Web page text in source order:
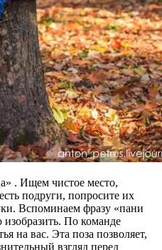
. Ищем чистое место,
подруги, попросите их
Вспоминаем фразу «пани
изобразить. По команде
на вас. Эта поза позволяет,
взгляд перед